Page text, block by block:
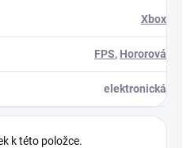
Xbox
FPS, Hororová
elektronická
k této položce.